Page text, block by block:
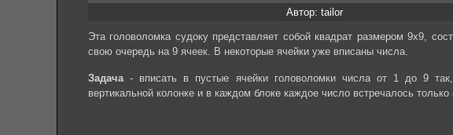
Автор: tailor
Эта головоломка судоку представляет собой квадрат размером 9х9,
свою очередь на 9 ячеек. В некоторые ячейки уже вписаны числа.
Задача- вписать в пустые ячейки головоломки числа от 1 до 9
вертикальной колонке и в каждом блоке каждое число встречалось